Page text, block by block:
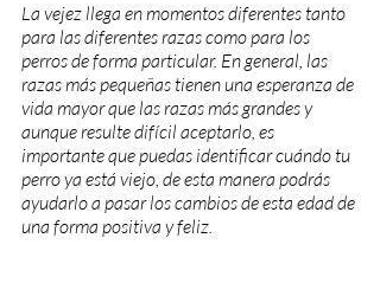
La vejez llega en momentos diferentes tanto
para las diferentes razas como para los
perros de forma particular. En general, las
razas más pequeñas tienen una esperanza de
vida mayor que las razas más grandes y
aunque resulte difícil aceptarlo, es
importante que puedas identificar cuándo tu
perro ya está viejo, de esta manera podrás
ayudarlo a pasar los cambios de esta edad de
una forma positiva y feliz.